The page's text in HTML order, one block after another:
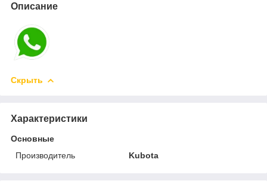
Описание
Скрыть
Характеристики
Основные
Производитель
Kubota